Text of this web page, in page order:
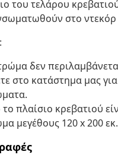
του τελάρου
στο ντεκόρ
δεν
στο κατάστημα μας
πλαίσιο κρεβατιού
μεγέθους 120 x 200 εκ.